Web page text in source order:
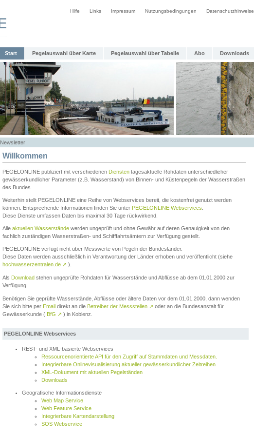
Hilfe Links Impressum Nutzungsbedingungen Datenschutzhinweise
Start Pegelauswahl über Karte Pegelauswahl über Tabelle Abo Downloads
Newsletter
Willkommen
PEGELONLINE publiziert mit verschiedenen Diensten tagesaktuelle Rohdaten unterschiedlicher
gewässerkundlicher Parameter (z.B. Wasserstand) von Binnen- und Küstenpegeln der Wasserstraßen
des Bundes.
Weiterhin stellt PEGELONLINE eine Reihe von Webservices bereit, die kostenfrei genutzt werden
können. Entsprechende Informationen finden Sie unter PEGELONLINE Webservices
Diese Dienste umfassen Daten bis maximal 30 Tage rückwirkend.
Alle aktuellen Wasserstände werden ungeprüft und ohne Gewähr auf deren Genauigkeit von den
fachlich zuständigen Wasserstraßen- und Schifffahrtsämtern zur Verfügung gestellt.
PEGELONLINE verfügt nicht über Messwerte von Pegeln der Bundesländer.
Diese Daten werden ausschließlich in Verantwortung der Länder erhoben und veröffentlicht (siehe
hochwasserzentralen.de ↗ ).
Als Download stehen ungeprüfte Rohdaten für Wasserstände und Abflüsse ab dem 01.01.2000 zur
Verfügung.
Benötigen Sie geprüfte Wasserstände, Abflüsse oder ältere Daten vor dem 01.01.2000, dann wenden
Sie sich bitte per Email direkt an die Betreiber der Messstellen ↗ oder an die Bundesanstalt für
Gewässerkunde ( BfG ↗ ) in Koblenz.
PEGELONLINE Webservices
REST- und XML-basierte Webservices
Ressourcenorientierte API für den Zugriff auf Stammdaten und Messdaten.
Integrierbare Onlinevisualisierung aktueller gewässerkundlicher Zeitreihen
XML-Dokument mit aktuellen Pegelständen
Downloads
Geografische Informationsdienste
Web Map Service
Web Feature Service
Integrierbare Kartendarstellung
SOS Webservice